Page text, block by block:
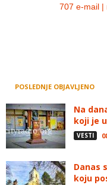
707 e-mail |
POSLEDNJE OBJAVLJENO
Na
koji je
VESTI
Danas
koju